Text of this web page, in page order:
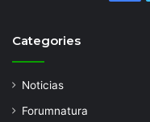
Categories
Noticias
Forumnatura